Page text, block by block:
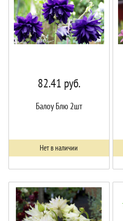
82.41 руб.
Балоу Блю 2шт
Нет в наличии